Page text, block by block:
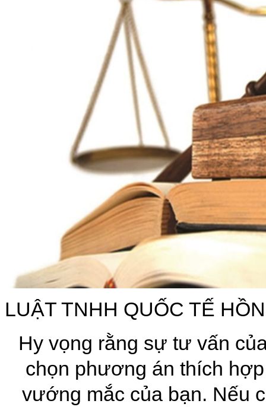
LUẬT TNHH QUỐC TẾ
Hy vọng rằng sự tư vấn
chọn phương án thích
vướng mắc của bạn. Nếu